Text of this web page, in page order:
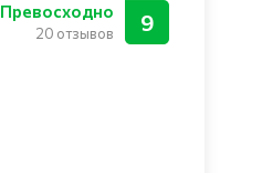
9
Превосходно
20 отзывов